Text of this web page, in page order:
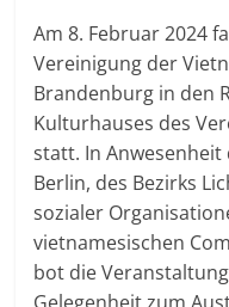
Am 8. Februar 2024
Vereinigung der
Brandenburg in den
Kulturhauses des
statt. In
Berlin, des Bezirks
sozialer
vietnamesischen
bot die